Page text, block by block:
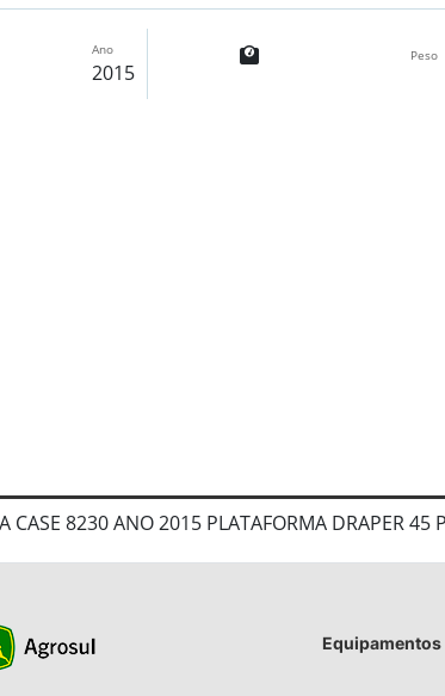
Ano
2015
Peso
CASE 8230 ANO 2015 PLATAFORMA DRAPER
Equipamentos